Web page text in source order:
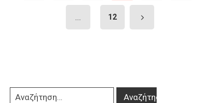
... 12